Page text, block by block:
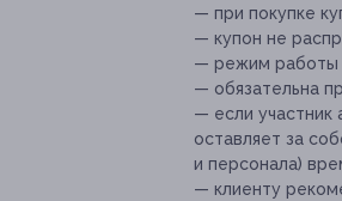
— при покупке
— купон не
— режим работы
— обязательна
— если участник
оставляет за
и персонала)
— клиенту